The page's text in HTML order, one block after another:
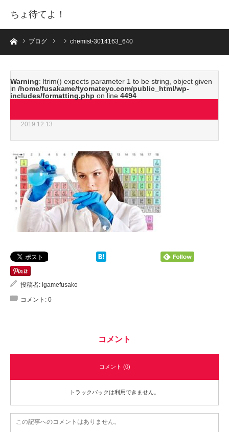
ちょ待てよ！
ホームブログ chemist-3014163_640
Warning: ltrim() expects parameter 1 to be string, object given
in /home/fusakame/tyomateyo.com/public_html/wp-
includes/formatting.php on line 4494
2019.12.13
投稿者: igamefusako
コメント: 0
コメント
コメント (0)
トラックバックは利用できません。
この記事へのコメントはありません。